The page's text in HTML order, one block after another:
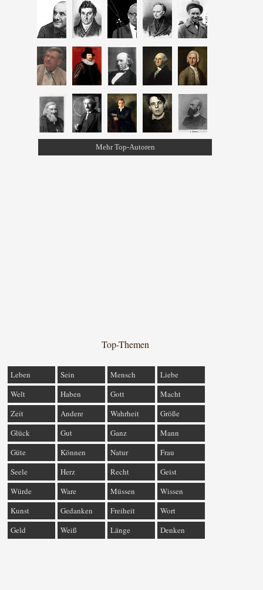
Mehr Top-Autoren
Top-Themen
Leben Sein Mensch
Liebe
Welt
Haben Gott
Macht
Zeit
Andere Wahrheit
Größe
Glück
Gut Ganz
Mann
Güte
Können Natur
Frau
Seele
Herz Recht
Geist
Würde
Ware Müssen
Wissen
Kunst
Gedanken Freiheit
Wort
Geld
Weiß Länge Denken